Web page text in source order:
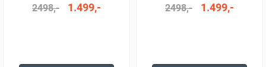
2498,- 1.499,- 2498,- 1.499,-